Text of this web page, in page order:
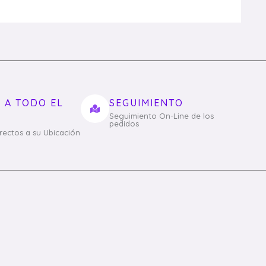
A TODO EL
a su Ubicación
SEGUIMIENTO
Seguimiento On-Line de los
pedidos